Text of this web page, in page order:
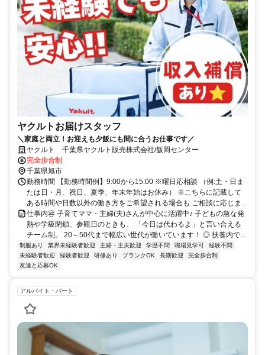
ヤクルトお届けスタッフ
＼家庭と両立！お迎えも夕飯にも間に合うお仕事です／
ヤクルト 千葉県ヤクルト販売株式会社/飯岡センター
完全歩合制
千葉県旭市
勤務時間 【勤務時間例】9:00から15:00 ※曜日応相談 （例:土・日ま
たは日・月、祝日、夏季、年末年始はお休み） ※こちらに記載して
ある時間や日数以外の働き方をご希望される場合も ご相談に応じま...
仕事内容 子育てママ・主婦(夫)さんが中心に活躍中♪ 子どもの急な発
熱や学級閉鎖、参観日のときも、 「今日は代わるよ」と言い合える
チーム制。 20～50代まで幅広い世代が働いています！ ◎ 扶養内で...
制服あり 業界未経験者歓迎 主婦・主夫歓迎 学歴不問 職場見学可
経験不問
未経験者歓迎
経験者歓迎 研修あり ブランクOK 長期歓迎
完全歩合制
友達と応募OK
アルバイト・パート